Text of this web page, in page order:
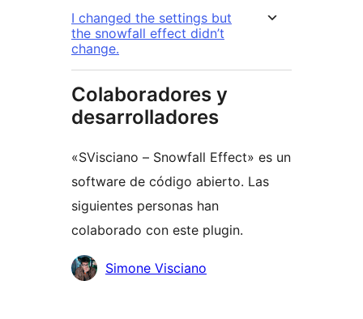
I changed the settings but
the snowfall effect didn’t
change.
Colaboradores y
desarrolladores
«SVisciano – Snowfall Effect» es un
software de código abierto. Las
siguientes personas han
colaborado con este plugin.
Colaboradores
Simone Visciano